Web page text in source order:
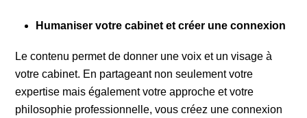
Humaniser votre cabinet et créer une connexion
Le contenu permet de donner une voix et un visage à
votre cabinet. En partageant non seulement votre
expertise mais également votre approche et votre
philosophie professionnelle, vous créez une connexion